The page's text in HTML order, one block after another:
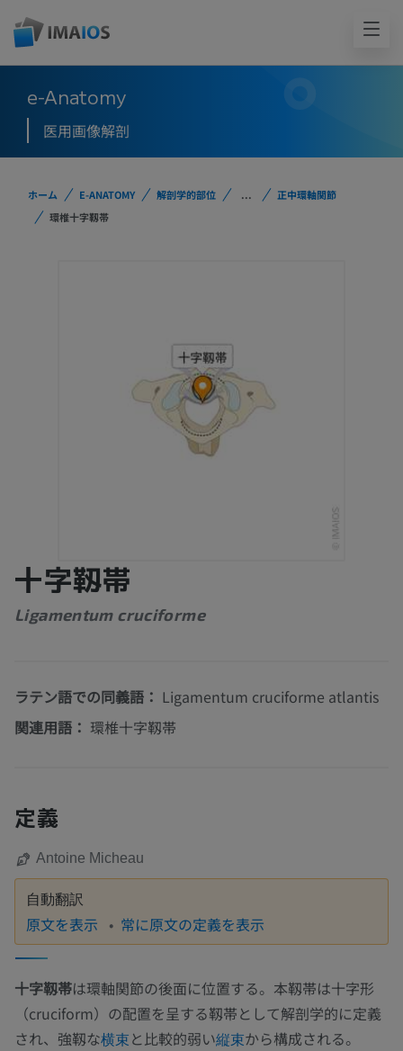
e-Anatomy
医用画像解剖
ホーム E-ANATOMY 解剖学的部位 ...
正中環軸関節
環椎十字靱帯
十字靱帯
Ligamentum cruciforme
ラテン語での同義語： Ligamentum cruciforme atlantis
関連用語： 環椎十字靱帯
定義
Antoine Micheau
自動翻訳
原文を表示 常に原文の定義を表示
十字靱帯は環軸関節の後面に位置する。本靱帯は十字形
（cruciform）の配置を呈する靱帯として解剖学的に定義
され、強靱な横束と比較的弱い縦束から構成される。